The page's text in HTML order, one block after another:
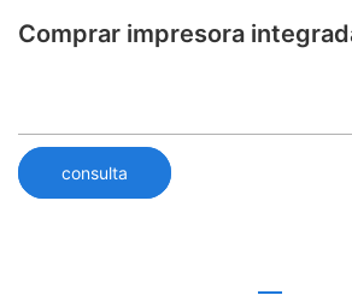
Comprar impresora
consulta